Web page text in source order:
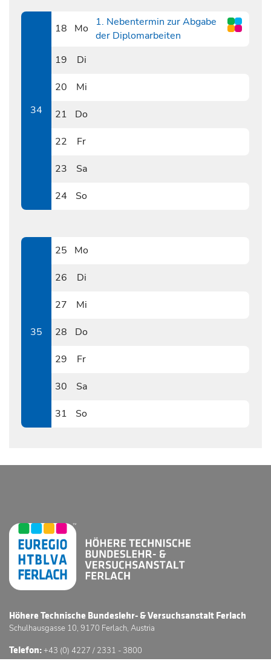
34
18
Mo
1. Nebentermin zur Abgabe
der Diplomarbeiten
19
Di
20
Mi
21
Do
22
Fr
23
Sa
24
So
35
25
Mo
26
Di
27
Mi
28
Do
29
Fr
30
Sa
31
So
Höhere Technische Bundeslehr- & Versuchsanstalt Ferlach
Schulhausgasse 10, 9170 Ferlach, Austria
Telefon:+43 (0) 4227 / 2331 - 3800